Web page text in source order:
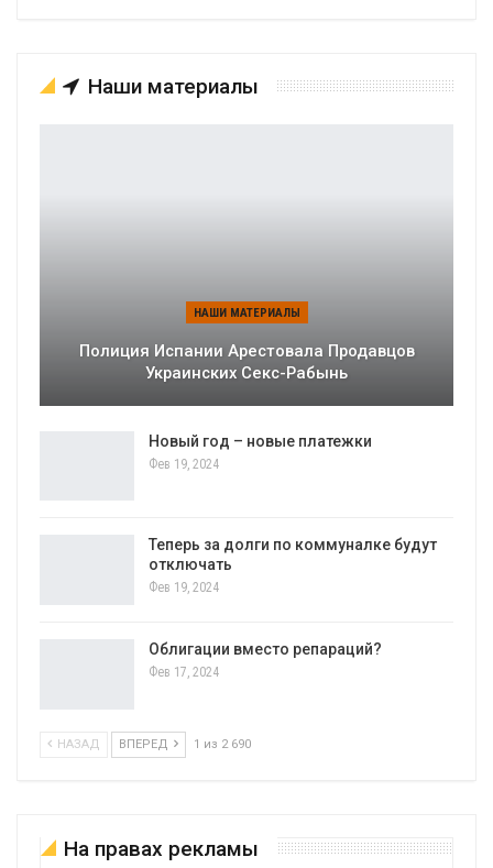
Наши материалы
НАШИ МАТЕРИАЛЫ
Полиция Испании Арестовала Продавцов
Украинских Секс-Рабынь
Новый год – новые платежки
Фев 19, 2024
Теперь за долги по коммуналке будут
отключать
Фев 19, 2024
Облигации вместо репараций?
Фев 17, 2024
НАЗАД ВПЕРЕД 1 из 2 690
На правах рекламы